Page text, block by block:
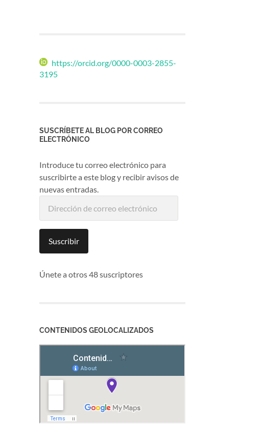
https://orcid.org/0000-0003-2855-
3195
SUSCRÍBETE AL BLOG POR CORREO
ELECTRÓNICO
Introduce tu correo electrónico para
suscribirte a este blog y recibir avisos de
nuevas entradas.
electrónico
Suscribir
Únete a otros 48 suscriptores
CONTENIDOS GEOLOCALIZADOS